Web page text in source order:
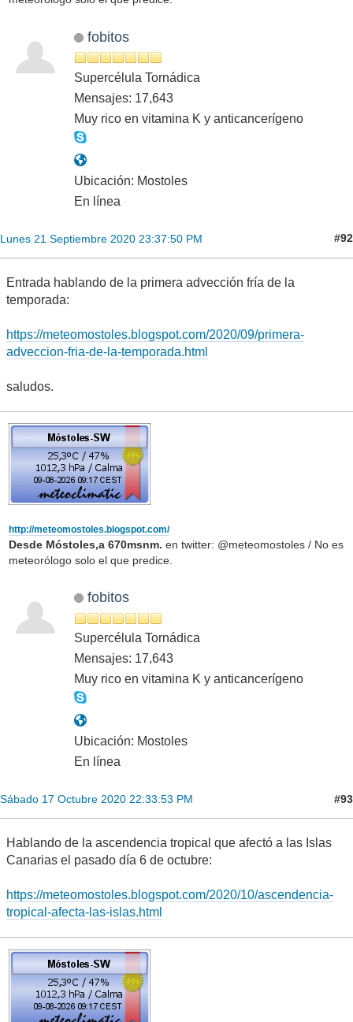
fobitos
Supercélula Tornádica
Mensajes: 17,643
Muy rico en vitamina K y anticancerígeno
Ubicación: Mostoles
En línea
Lunes 21 Septiembre 2020 23:37:50 PM #92
Entrada hablando de la primera advección fría de la
temporada:
https://meteomostoles.blogspot.com/2020/09/primera-
adveccion-fria-de-la-temporada.html
saludos.
http://meteomostoles.blogspot.com/
Desde Móstoles,a 670msnm. en twitter: @meteomostoles / No es
meteorólogo solo el que predice.
fobitos
Supercélula Tornádica
Mensajes: 17,643
Muy rico en vitamina K y anticancerígeno
Ubicación: Mostoles
En línea
Sábado 17 Octubre 2020 22:33:53 PM #93
Hablando de la ascendencia tropical que afectó a las Islas
Canarias el pasado día 6 de octubre:
https://meteomostoles.blogspot.com/2020/10/ascendencia-
tropical-afecta-las-islas.html